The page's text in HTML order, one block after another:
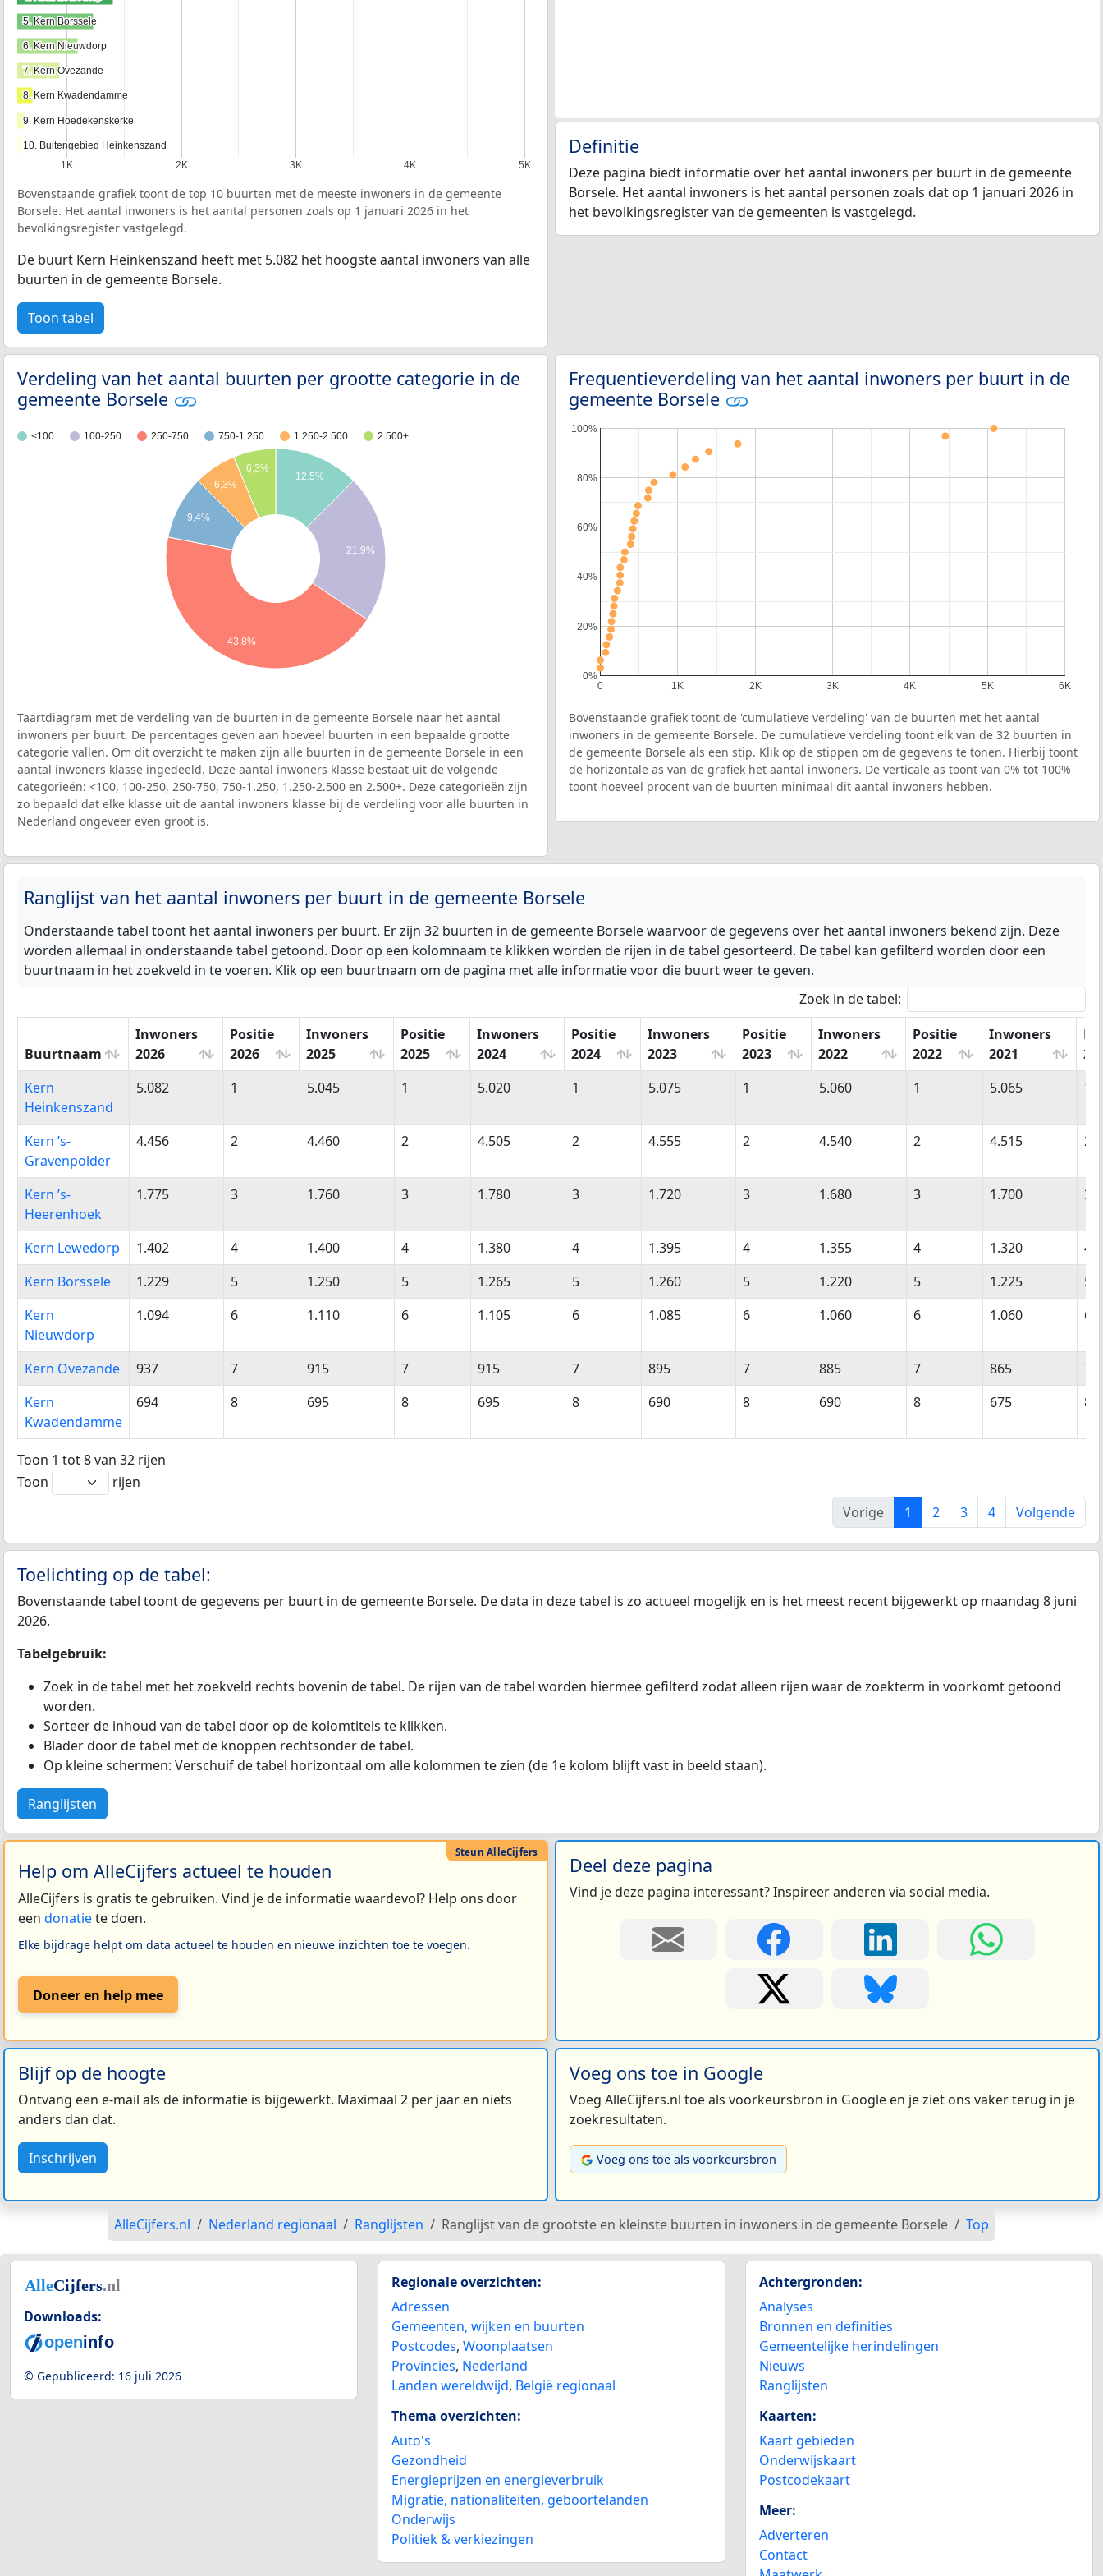
1K 2K 3K 4K 5K
5. Kern Borssele
5. Kern Borssele
6. Kern Nieuwdorp
6. Kern Nieuwdorp
7. Kern Ovezande
7. Kern Ovezande
8. Kern Kwadendamme
8. Kern Kwadendamme
9. Kern Hoedekenskerke
9. Kern Hoedekenskerke
10. Buitengebied Heinkenszand
10. Buitengebied Heinkenszand
Bovenstaande grafiek toont de top 10 buurten met de meeste inwoners in de gemeente
Borsele. Het aantal inwoners is het aantal personen zoals op 1 januari 2026 in het
bevolkingsregister vastgelegd.
De buurt Kern Heinkenszand heeft met 5.082 het hoogste aantal inwoners van alle
buurten in de gemeente Borsele.
Toon tabel
Definitie
Deze pagina biedt informatie over het aantal inwoners per buurt in de gemeente
Borsele. Het aantal inwoners is het aantal personen zoals dat op 1 januari 2026 in
het bevolkingsregister van de gemeenten is vastgelegd.
Verdeling van het aantal buurten per grootte categorie in de
gemeente Borsele
<100 100-250 250-750 750-1.250 1.250-2.500 2.500+
12,5%
21,9%
6,3%
6,3%
9,4%
43,8%
Taartdiagram met de verdeling van de buurten in de gemeente Borsele naar het aantal
inwoners per buurt. De percentages geven aan hoeveel buurten in een bepaalde grootte
categorie vallen. Om dit overzicht te maken zijn alle buurten in de gemeente Borsele in een
aantal inwoners klasse ingedeeld. Deze aantal inwoners klasse bestaat uit de volgende
categorieën: <100, 100-250, 250-750, 750-1.250, 1.250-2.500 en 2.500+. Deze categorieën zijn
zo bepaald dat elke klasse uit de aantal inwoners klasse bij de verdeling voor alle buurten in
Nederland ongeveer even groot is.
Frequentieverdeling van het aantal inwoners per buurt in de
gemeente Borsele
0 1K 2K 3K 4K 5K 6K
0%
20%
40%
60%
80%
100%
Bovenstaande grafiek toont de 'cumulatieve verdeling' van de buurten met het aantal
inwoners in de gemeente Borsele. De cumulatieve verdeling toont elk van de 32 buurten in
de gemeente Borsele als een stip. Klik op de stippen om de gegevens te tonen. Hierbij toont
de horizontale as van de grafiek het aantal inwoners. De verticale as toont van 0% tot 100%
toont hoeveel procent van de buurten minimaal dit aantal inwoners hebben.
Ranglijst van het aantal inwoners per buurt in de gemeente Borsele
Onderstaande tabel toont het aantal inwoners per buurt. Er zijn 32 buurten in de gemeente Borsele waarvoor de gegevens over het aantal inwoners bekend zijn. Deze
worden allemaal in onderstaande tabel getoond. Door op een kolomnaam te klikken worden de rijen in de tabel gesorteerd. De tabel kan gefilterd worden door een
buurtnaam in het zoekveld in te voeren. Klik op een buurtnaam om de pagina met alle informatie voor die buurt weer te geven.
Zoek in de tabel:
Buurtnaam
Inwoners
2026
Positie
2026
Inwoners
2025
Positie
2025
Inwoners
2024
Positie
2024
Inwoners
2023
Positie
2023
Inwoners
2022
Positie
2022
Inwoners
2021
Buurtnaam
Inwoners
Positie
Inwoners
Positie
Inwoners
Positie
Inwoners
Positie
Inwoners
Positie
Inwoners
Kern
Heinkenszand
5.082 1 5.045 1 5.020 1 5.075 1 5.060 1 5.065 1
Kern ’s-
Gravenpolder
4.456 2 4.460 2 4.505 2 4.555 2 4.540 2 4.515 2
Kern ’s-
Heerenhoek
1.775 3 1.760 3 1.780 3 1.720 3 1.680 3 1.700 3
Kern Lewedorp 1.402 4 1.400 4 1.380 4 1.395 4 1.355 4 1.320
4
Kern Borssele
1.229 5 1.250 5 1.265 5 1.260 5 1.220 5 1.225
5
Kern
Nieuwdorp
1.094 6 1.110 6 1.105 6 1.085 6 1.060 6 1.060 6
Kern Ovezande 937 7 915 7 915 7 895 7 885 7 865
7
Kern
Kwadendamme
694 8 695 8 695 8 690 8 690 8 675 8
Toon 1 tot 8 van 32 rijen
Toon
rijen
Vorige
1 2 3 4 Volgende
Toelichting op de tabel:
Bovenstaande tabel toont de gegevens per buurt in de gemeente Borsele. De data in deze tabel is zo actueel mogelijk en is het meest recent bijgewerkt op maandag 8 juni
2026.
Tabelgebruik:
Zoek in de tabel met het zoekveld rechts bovenin de tabel. De rijen van de tabel worden hiermee gefilterd zodat alleen rijen waar de zoekterm in voorkomt getoond
worden.
Sorteer de inhoud van de tabel door op de kolomtitels te klikken.
Blader door de tabel met de knoppen rechtsonder de tabel.
Op kleine schermen: Verschuif de tabel horizontaal om alle kolommen te zien (de 1e kolom blijft vast in beeld staan).
Ranglijsten
Help om AlleCijfers actueel te houden
AlleCijfers is gratis te gebruiken. Vind je de informatie waardevol? Help ons door
een donatiete doen.
Elke bijdrage helpt om data actueel te houden en nieuwe inzichten toe te voegen.
Doneer en help mee
Deel deze pagina
Vind je deze pagina interessant? Inspireer anderen via social media.
Blijf op de hoogte
Ontvang een e-mail als de informatie is bijgewerkt. Maximaal 2 per jaar en niets
anders dan dat.
Inschrijven
Voeg ons toe in Google
Voeg AlleCijfers.nl toe als voorkeursbron in Google en je ziet ons vaker terug in je
zoekresultaten.
Voeg ons toe als voorkeursbron
AlleCijfers.nl Nederland regionaal Ranglijsten Ranglijst van de grootste en kleinste buurten in inwoners in de gemeente Borsele Top
Downloads:
© Gepubliceerd: 16 juli 2026
Regionale overzichten:
Adressen
Gemeenten, wijken en buurten
Postcodes, Woonplaatsen
Provincies, Nederland
Landen wereldwijd, België regionaal
Thema overzichten:
Auto's
Gezondheid
Energieprijzen en energieverbruik
Migratie, nationaliteiten, geboortelanden
Onderwijs
Politiek & verkiezingen
Achtergronden:
Analyses
Bronnen en definities
Gemeentelijke herindelingen
Nieuws
Ranglijsten
Kaarten:
Kaart gebieden
Onderwijskaart
Postcodekaart
Meer:
Adverteren
Contact